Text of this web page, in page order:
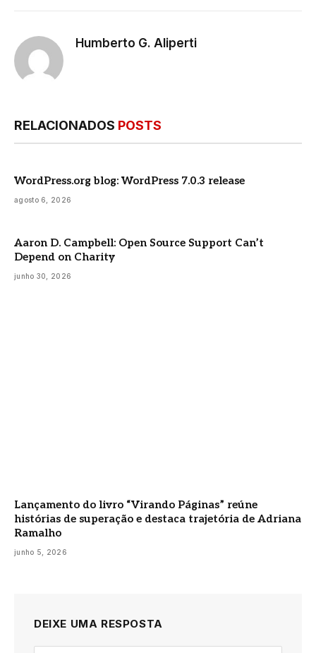
Humberto G. Aliperti
RELACIONADOS POSTS
WordPress.org blog: WordPress 7.0.3 release
agosto 6, 2026
Aaron D. Campbell: Open Source Support Can’t
Depend on Charity
junho 30, 2026
Lançamento do livro “Virando Páginas” reúne
histórias de superação e destaca trajetória de Adriana
Ramalho
junho 5, 2026
DEIXE UMA RESPOSTA